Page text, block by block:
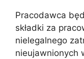
Pracodawca
składki za
nielegalnego
nieujawnionych